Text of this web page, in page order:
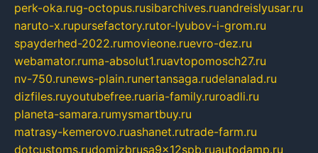
perk-oka.rug-octopus.rusibarchives.ruandreislyusar.ru
naruto-x.rupursefactory.rutor-lyubov-i-grom.ru
spayderhed-2022.rumovieone.ruevro-dez.ru
webamator.ruma-absolut1.ruavtopomosch27.ru
nv-750.runews-plain.runertansaga.rudelanalad.ru
dizfiles.ruyoutubefree.ruaria-family.ruroadli.ru
planeta-samara.rumysmartbuy.ru
matrasy-kemerovo.ruashanet.rutrade-farm.ru
dotcustoms.rudomizbrusa9x12spb.ruautodamp.ru